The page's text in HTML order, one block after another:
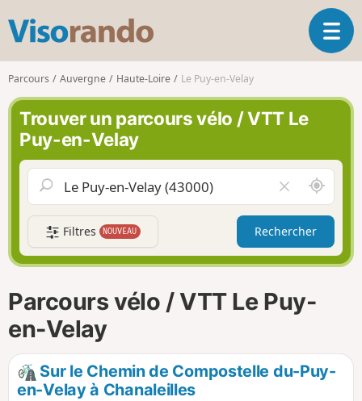
s
o
r
n
o
O
u
a
n
v
g
a
Parcours Auvergne Haute-Loire Le Puy-en-Velay
Trouver un parcours vélo / VTT Le
Puy-en-Velay
i
d
e
r
l
c
m
p
A
u
t
u
r
i
Filtres NOUVEAU Rechercher
Parcours vélo / VTT Le Puy-
en-Velay
Sur le Chemin de Compostelle du-Puy-
en-Velay à Chanaleilles